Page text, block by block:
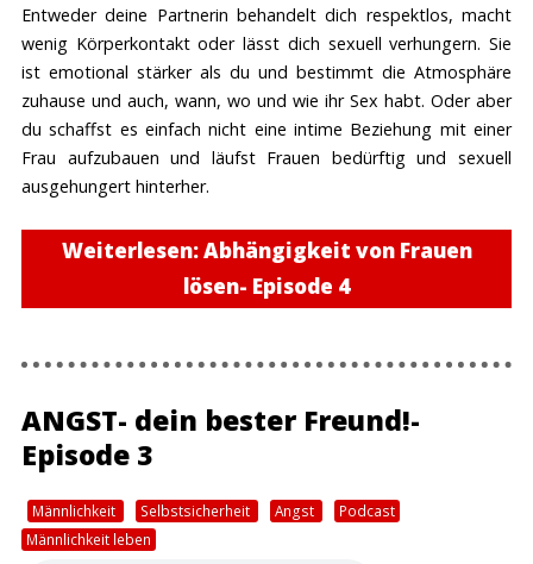
Entweder deine Partnerin behandelt dich respektlos, macht
wenig Körperkontakt oder lässt dich sexuell verhungern. Sie
ist emotional stärker als du und bestimmt die Atmosphäre
zuhause und auch, wann, wo und wie ihr Sex habt. Oder aber
du schaffst es einfach nicht eine intime Beziehung mit einer
Frau aufzubauen und läufst Frauen bedürftig und sexuell
ausgehungert hinterher.
Weiterlesen: Abhängigkeit von Frauen
lösen- Episode 4
ANGST- dein bester Freund!-
Episode 3
Männlichkeit Selbstsicherheit Angst
Podcast
Männlichkeit leben